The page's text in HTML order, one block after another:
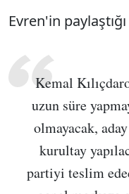
Evren'in
Kemal
uzun süre
olmayacak,
kurultay
partiyi teslim